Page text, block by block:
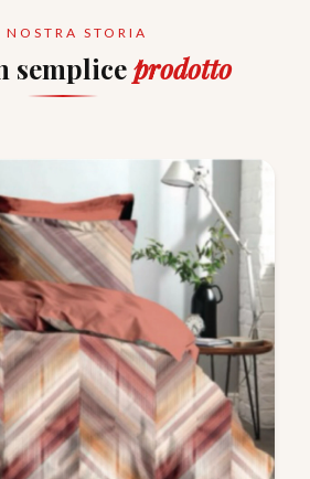
NOSTRA STORIA
sempliceprodotto